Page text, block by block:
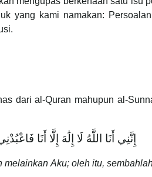
yang kami namakan:
dari al-Quran mahupun al-
إِنَّنِي أَنَا اللَّهُ لَا إِلَٰهَ إِلَّا أَنَا
Aku; oleh itu,